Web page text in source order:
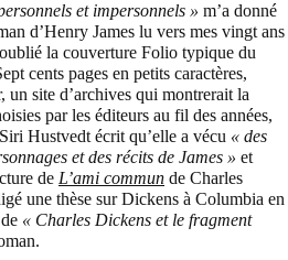
et impersonnels » m’a donné
d’Henry James lu vers mes vingt ans
la couverture Folio typique du
cents pages en petits caractères,
un site d’archives qui montrerait la
par les éditeurs au fil des années,
Hustvedt écrit qu’elle a vécu « des
et des récits de James » et
de L’ami commun de Charles
une thèse sur Dickens à Columbia en
« Charles Dickens et le fragment